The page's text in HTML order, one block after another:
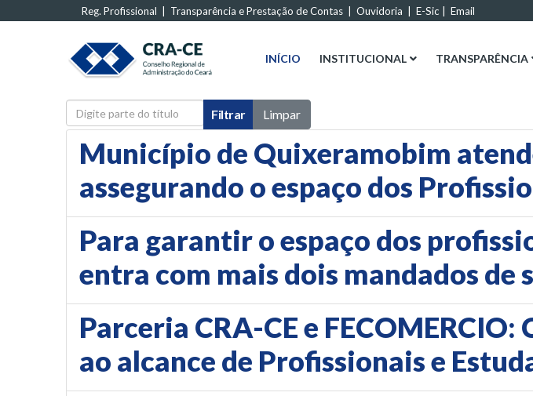
Reg. Profissional Transparência e Prestação de Contas Ouvidoria E-Sic Email
INÍCIO INSTITUCIONAL TRANSPARÊNCIA
Digite parte do título Filtrar Limpar
Município de Quixeramobim
assegurando o espaço dos
Para garantir o espaço dos
entra com mais dois mandados de
Parceria CRA-CE e
ao alcance de Profissionais e